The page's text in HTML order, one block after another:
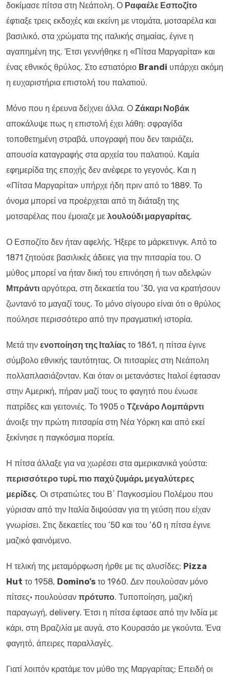
δοκίμασε πίτσα στη Νεάπολη. Ο Ραφαέλε Εσποζίτο
έφτιαξε τρεις εκδοχές και εκείνη με ντομάτα, μοτσαρέλα και
βασιλικό, στα χρώματα της ιταλικής σημαίας, έγινε η
αγαπημένη της. Έτσι γεννήθηκε η «Πίτσα Μαργαρίτα» και
ένας εθνικός θρύλος. Στο εστιατόριο Brandi υπάρχει ακόμη
η ευχαριστήρια επιστολή του παλατιού.
Μόνο που η έρευνα δείχνει άλλα. Ο Ζάκαρι Νοβάκ
αποκάλυψε πως η επιστολή έχει λάθη: σφραγίδα
τοποθετημένη στραβά, υπογραφή που δεν ταιριάζει,
απουσία καταγραφής στα αρχεία του παλατιού. Καμία
εφημερίδα της εποχής δεν ανέφερε το γεγονός. Και η
«Πίτσα Μαργαρίτα» υπήρχε ήδη πριν από το 1889. Το
όνομα μπορεί να προέρχεται από τη διάταξη της
μοτσαρέλας που έμοιαζε με λουλούδι μαργαρίτας.
Ο Εσποζίτο δεν ήταν αφελής. Ήξερε το μάρκετινγκ. Από το
1871 ζητούσε βασιλικές άδειες για την πιτσαρία του. Ο
μύθος μπορεί να ήταν δική του επινόηση ή των αδελφών
Μπράντι αργότερα, στη δεκαετία του ’30, για να κρατήσουν
ζωντανό το μαγαζί τους. Το μόνο σίγουρο είναι ότι ο θρύλος
πούλησε περισσότερο από την πραγματική ιστορία.
Μετά την ενοποίηση της Ιταλίας το 1861, η πίτσα έγινε
σύμβολο εθνικής ταυτότητας. Οι πιτσαρίες στη Νεάπολη
πολλαπλασιάζονταν. Και όταν οι μετανάστες Ιταλοί έφτασαν
στην Αμερική, πήραν μαζί τους το φαγητό που ένωσε
πατρίδες και γειτονιές. Το 1905 ο Τζενάρο Λομπάρντι
άνοιξε την πρώτη πιτσαρία στη Νέα Υόρκη και από εκεί
ξεκίνησε η παγκόσμια πορεία.
Η πίτσα άλλαξε για να χωρέσει στα αμερικανικά γούστα:
περισσότερο τυρί, πιο παχύ ζυμάρι, μεγαλύτερες
μερίδες. Οι στρατιώτες του Β΄ Παγκοσμίου Πολέμου που
γύρισαν από την Ιταλία διψούσαν για τη γεύση που είχαν
γνωρίσει. Στις δεκαετίες του ’50 και του ’60 η πίτσα έγινε
μαζικό φαινόμενο.
Η τελική της μεταμόρφωση ήρθε με τις αλυσίδες: Pizza
Hut το 1958, Domino’s το 1960. Δεν πουλούσαν μόνο
πίτσες· πουλούσαν πρότυπο. Τυποποίηση, μαζική
παραγωγή, delivery. Έτσι η πίτσα έφτασε από την Ινδία με
κάρι, στη Βραζιλία με αυγά, στο Κουρασάο με γκούντα. Ένα
φαγητό, άπειρες παραλλαγές.
Γιατί λοιπόν κρατάμε τον μύθο της Μαργαρίτας; Επειδή οι